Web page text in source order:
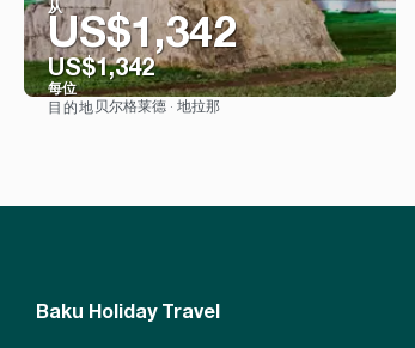
从
US$1,342
US$1,342
每位
目的地 贝尔格莱德 · 地拉那
Baku Holiday Travel